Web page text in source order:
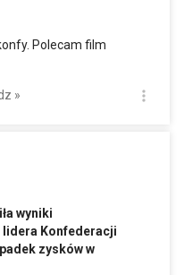
Polecam film
»
wyniki
lidera Konfederacji
zysków w